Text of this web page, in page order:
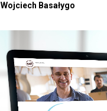
Wojciech Basałygo